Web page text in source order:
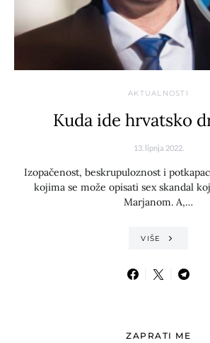
AKTUALNOSTI
Kuda ide hrvatsko
13. lipnja 2022.
Izopačenost, beskrupuloznost i
kojima se može opisati sex skandal
Marjanom. A,…
VIŠE
ZAPRATI ME